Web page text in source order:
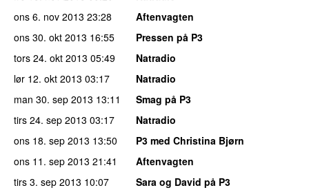
ons 6. nov 2013 23:28
Aftenvagten
ons 30. okt 2013 16:55
Pressen på P3
tors 24. okt 2013 05:49
Natradio
lør 12. okt 2013 03:17
Natradio
man 30. sep 2013 13:11
Smag på P3
tirs 24. sep 2013 03:17
Natradio
ons 18. sep 2013 13:50
P3 med Christina Bjørn
ons 11. sep 2013 21:41
Aftenvagten
tirs 3. sep 2013 10:07
Sara og David på P3